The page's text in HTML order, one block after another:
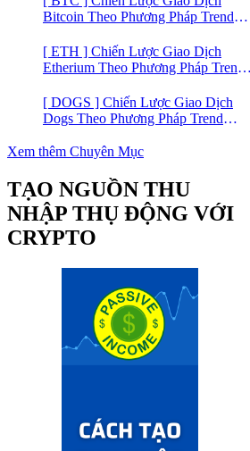
Bitcoin Theo Phương Pháp Trend
[ ETH ] Chiến Lược Giao Dịch
Etherium Theo Phương Pháp Trend
[ DOGS ] Chiến Lược Giao Dịch
Dogs Theo Phương Pháp Trend
Yết trên Binance
Xem thêm Chuyên Mục
TẠO NGUỒN THU
NHẬP THỤ ĐỘNG VỚI
CRYPTO